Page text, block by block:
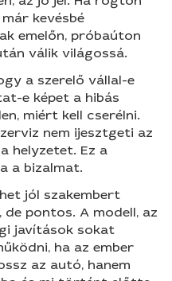
kevésbé
emelőn, próbaúton
válik világossá.
a szerelő vállal-e
e képet a hibás
miért kell cserélni.
nem ijesztgeti az
helyzetet. Ez a
a bizalmat.
jól szakembert
pontos. A modell, az
javítások sokat
ha az ember
az autó, hanem